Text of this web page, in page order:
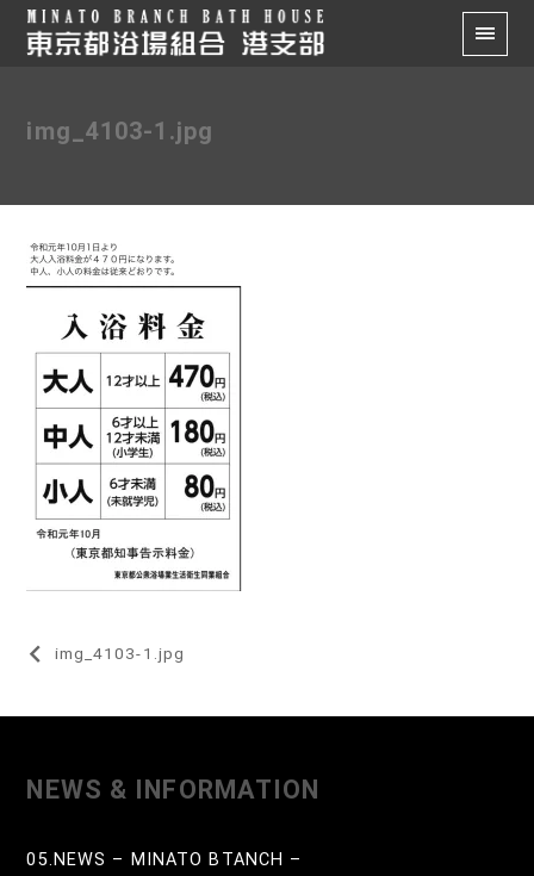
img_4103-1.jpg
投
ビ
ー
img_4103-1.jpg
NEWS & INFORMATION
05.NEWS – MINATO BTANCH –